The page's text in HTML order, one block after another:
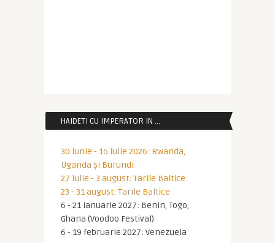
HAIDETI CU IMPERATOR IN …
30 iunie - 16 iulie 2026: Rwanda,
Uganda și Burundi
27 iulie - 3 august: Tarile Baltice
23 - 31 august: Tarile Baltice
6 - 21 ianuarie 2027: Benin, Togo,
Ghana (Voodoo Festival)
6 - 19 februarie 2027: Venezuela